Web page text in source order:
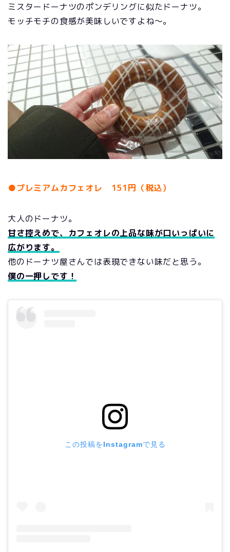
ミスタードーナツのポンデリングに似たドーナツ。
モッチモチの食感が美味しいですよね～。
●プレミアムカフェオレ 151円（税込）
大人のドーナツ。
甘さ控えめで、カフェオレの上品な味が口いっぱいに
広がります。
他のドーナツ屋さんでは表現できない味だと思う。
僕の一押しです！
この投稿をInstagramで見る